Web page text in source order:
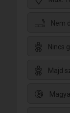
Nem
Nincs
Majd